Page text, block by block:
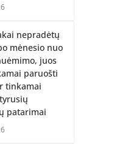
nepradėtų
mėnesio nuo
juos
paruošti
tinkamai
patarimai